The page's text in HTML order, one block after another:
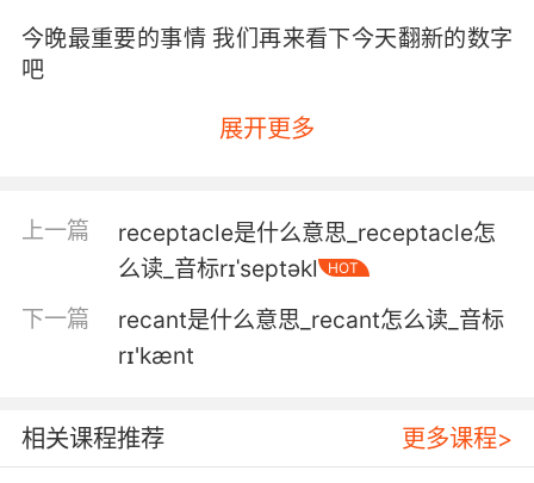
今晚最重要的事情 我们再来看下今天翻新的数字
吧
3. I think so,but let's do a quick recap.
4. They're recapping now, and we're still here.
他们现在都在回顾案件了 我们还在这
5. So, let me recap what you've told me.
6. All right, let's pause right there and recap.
展开更多
上一篇
receptacle是什么意思_receptacle怎
么读_音标rɪˈseptəkl
HOT
下一篇
recant是什么意思_recant怎么读_音标
rɪ'kænt
相关课程推荐 更多课程>